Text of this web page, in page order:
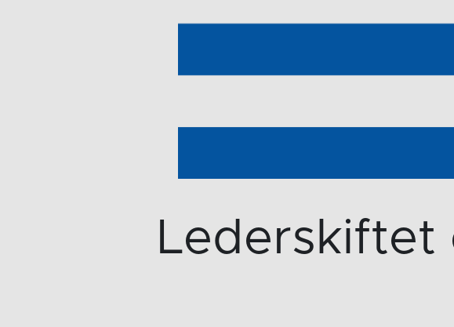
Lederskiftet